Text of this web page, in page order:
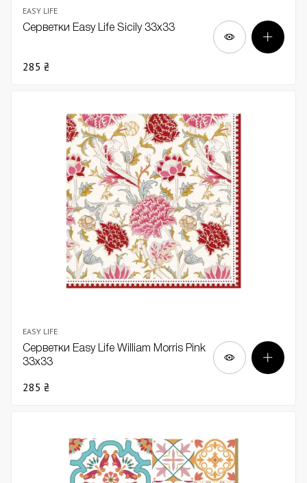
EASY LIFE
Серветки Easy Life Sicily 33х33
285 ₴
EASY LIFE
Серветки Easy Life William Morris Pink
33x33
285 ₴